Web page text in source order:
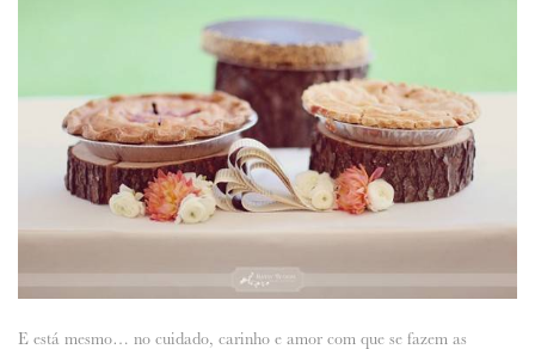
E está mesmo… no cuidado, carinho e amor com que se fazem as